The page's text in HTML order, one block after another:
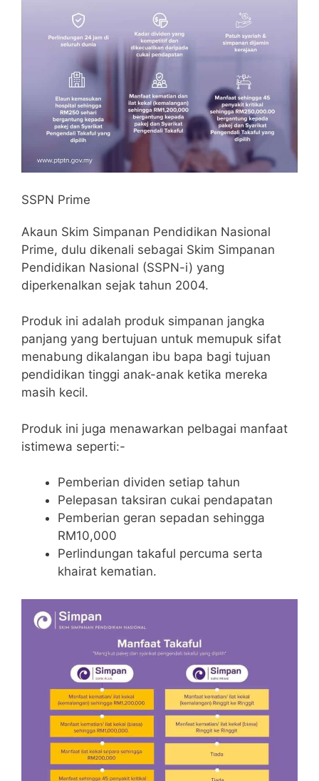
SSPN Prime
Akaun Skim Simpanan Pendidikan Nasional
Prime, dulu dikenali sebagai Skim Simpanan
Pendidikan Nasional (SSPN-i) yang
diperkenalkan sejak tahun 2004.
Produk ini adalah produk simpanan jangka
panjang yang bertujuan untuk memupuk sifat
menabung dikalangan ibu bapa bagi tujuan
pendidikan tinggi anak-anak ketika mereka
masih kecil.
Produk ini juga menawarkan pelbagai manfaat
istimewa seperti:-
Pemberian dividen setiap tahun
Pelepasan taksiran cukai pendapatan
Pemberian geran sepadan sehingga
RM10,000
Perlindungan takaful percuma serta
khairat kematian.